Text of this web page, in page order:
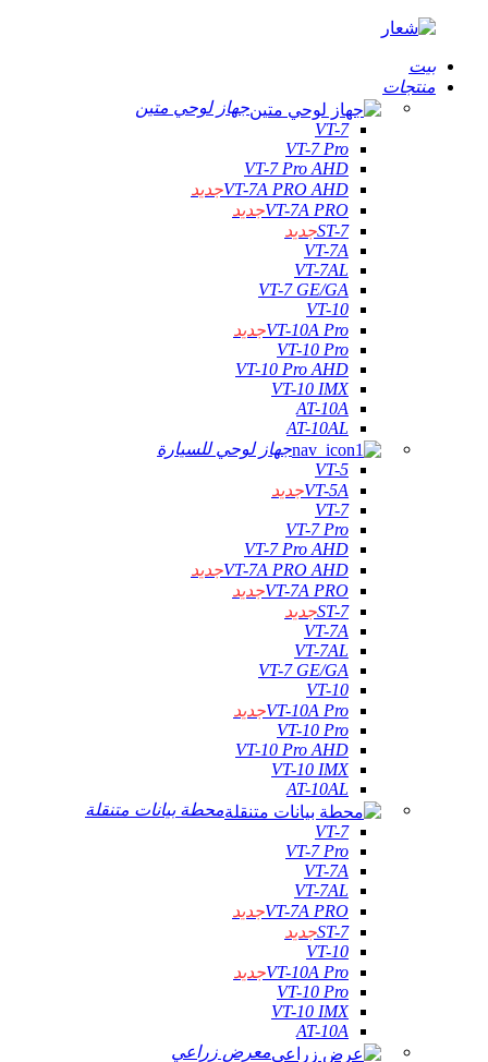
بيت
منتجات
جهاز لوحي متين
VT-7
VT-7 Pro
VT-7 Pro AHD
VT-7A PRO AHDجديد
VT-7A PROجديد
ST-7جديد
VT-7A
VT-7AL
VT-7 GE/GA
VT-10
VT-10A Proجديد
VT-10 Pro
VT-10 Pro AHD
VT-10 IMX
AT-10A
AT-10AL
جهاز لوحي للسيارة
VT-5
VT-5Aجديد
VT-7
VT-7 Pro
VT-7 Pro AHD
VT-7A PRO AHDجديد
VT-7A PROجديد
ST-7جديد
VT-7A
VT-7AL
VT-7 GE/GA
VT-10
VT-10A Proجديد
VT-10 Pro
VT-10 Pro AHD
VT-10 IMX
AT-10AL
محطة بيانات متنقلة
VT-7
VT-7 Pro
VT-7A
VT-7AL
VT-7A PROجديد
ST-7جديد
VT-10
VT-10A Proجديد
VT-10 Pro
VT-10 IMX
AT-10A
معرض زراعي